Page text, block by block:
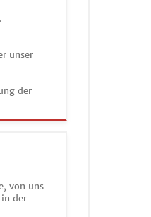
unser
der
von uns
der